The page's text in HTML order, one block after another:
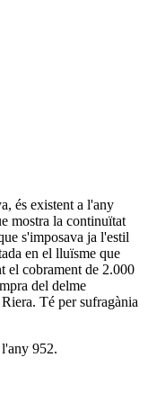
és existent a l'any
mostra la continuïtat
s'imposava ja l'estil
en el lluïsme que
el cobrament de 2.000
del delme
Té per sufragània
952.